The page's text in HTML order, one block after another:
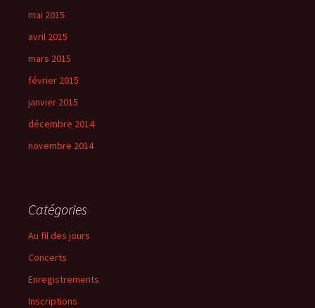
mai 2015
avril 2015
mars 2015
février 2015
janvier 2015
décembre 2014
novembre 2014
Catégories
Au fil des jours
Concerts
Enregistrements
Inscriptions